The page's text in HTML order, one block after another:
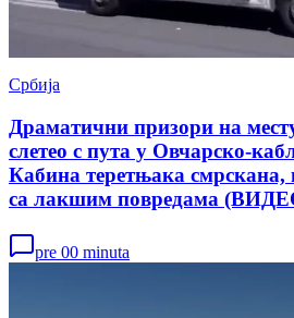
Србија
Драматични призори на
слетео с пута у Овчарско-
Кабина теретњака смрскана,
са лакшим повредама
pre 00 minuta